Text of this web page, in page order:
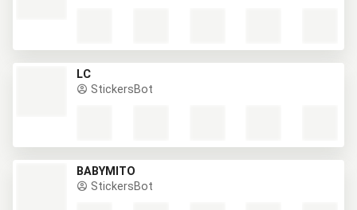
LC
StickersBot
BABYMITO
StickersBot